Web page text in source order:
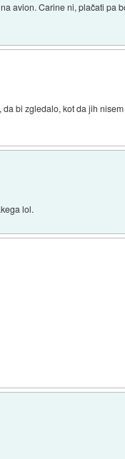
avion. Carine ni, plačati pa
bi zgledalo, kot da jih
lol.